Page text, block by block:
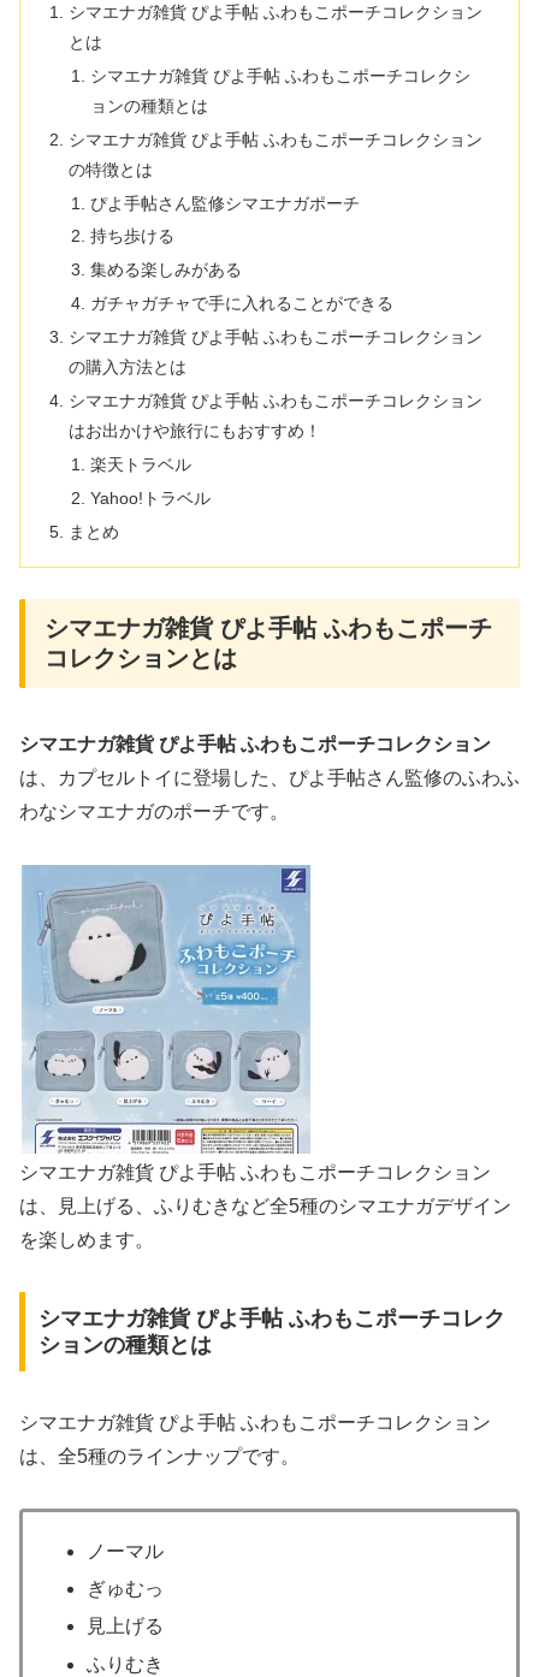
シマエナガ雑貨 ぴよ手帖 ふわもこポーチコレクション
とは
シマエナガ雑貨 ぴよ手帖 ふわもこポーチコレクシ
ョンの種類とは
シマエナガ雑貨 ぴよ手帖 ふわもこポーチコレクション
の特徴とは
ぴよ手帖さん監修シマエナガポーチ
持ち歩ける
集める楽しみがある
ガチャガチャで手に入れることができる
シマエナガ雑貨 ぴよ手帖 ふわもこポーチコレクション
の購入方法とは
シマエナガ雑貨 ぴよ手帖 ふわもこポーチコレクション
はお出かけや旅行にもおすすめ！
楽天トラベル
Yahoo!トラベル
まとめ
シマエナガ雑貨 ぴよ手帖 ふわもこポーチ
コレクションとは
シマエナガ雑貨 ぴよ手帖 ふわもこポーチコレクション
は、カプセルトイに登場した、ぴよ手帖さん監修のふわふ
わなシマエナガのポーチです。
シマエナガ雑貨 ぴよ手帖 ふわもこポーチコレクション
は、見上げる、ふりむきなど全5種のシマエナガデザイン
を楽しめます。
シマエナガ雑貨 ぴよ手帖 ふわもこポーチコレク
ションの種類とは
シマエナガ雑貨 ぴよ手帖 ふわもこポーチコレクション
は、全5種のラインナップです。
ノーマル
ぎゅむっ
見上げる
ふりむき